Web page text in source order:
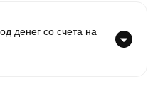
денег со счета на